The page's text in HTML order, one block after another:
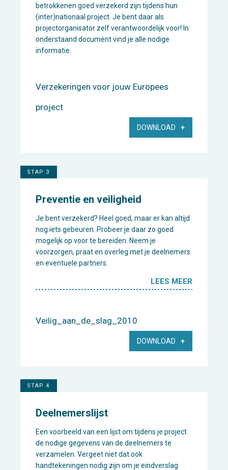
betrokkenen goed verzekerd zijn tijdens hun
(inter)nationaal project. Je bent daar als
projectorganisator zelf verantwoordelijk voor! In
onderstaand document vind je alle nodige
informatie.
Verzekeringen voor jouw Europees
project
DOWNLOAD
STAP 3
Preventie en veiligheid
Je bent verzekerd? Heel goed, maar er kan altijd
nog iets gebeuren. Probeer je daar zo goed
mogelijk op voor te bereiden. Neem je
voorzorgen, praat en overleg met je deelnemers
en eventuele partners.
LEES MEER
Veilig_aan_de_slag_2010
DOWNLOAD
STAP 4
Deelnemerslijst
Een voorbeeld van een lijst om tijdens je project
de nodige gegevens van de deelnemers te
verzamelen. Vergeet niet dat ook
handtekeningen nodig zijn om je eindverslag